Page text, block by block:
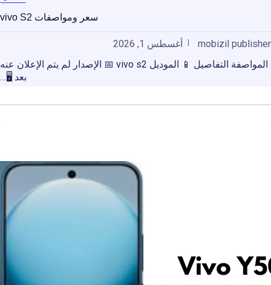
سعر ومواصفات vivo S2
mobizil publisher
أغسطس 1, 2026
المواصفة التفاصيل 📱 الموديل vivo s2 📅 الإصدار لم يتم الإعلان عنه
بعد 🖥️…